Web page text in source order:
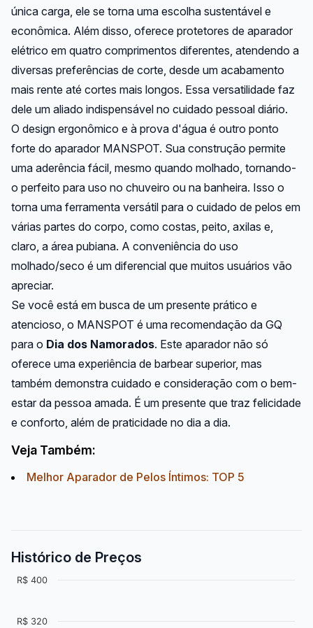
única carga, ele se torna uma escolha sustentável e
econômica. Além disso, oferece protetores de aparador
elétrico em quatro comprimentos diferentes, atendendo a
diversas preferências de corte, desde um acabamento
mais rente até cortes mais longos. Essa versatilidade faz
dele um aliado indispensável no cuidado pessoal diário.
O design ergonômico e à prova d'água é outro ponto
forte do aparador MANSPOT. Sua construção permite
uma aderência fácil, mesmo quando molhado, tornando-
o perfeito para uso no chuveiro ou na banheira. Isso o
torna uma ferramenta versátil para o cuidado de pelos em
várias partes do corpo, como costas, peito, axilas e,
claro, a área pubiana. A conveniência do uso
molhado/seco é um diferencial que muitos usuários vão
apreciar.
Se você está em busca de um presente prático e
atencioso, o MANSPOT é uma recomendação da GQ
para o Dia dos Namorados. Este aparador não só
oferece uma experiência de barbear superior, mas
também demonstra cuidado e consideração com o bem-
estar da pessoa amada. É um presente que traz felicidade
e conforto, além de praticidade no dia a dia.
Veja Também:
Melhor Aparador de Pelos Íntimos: TOP 5
Histórico de Preços
R$ 320
R$ 400